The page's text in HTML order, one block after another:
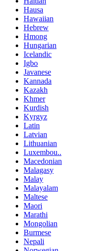
Hausa
Hawaiian
Hebrew
Hmong
Hungarian
Icelandic
Igbo
Javanese
Kannada
Kazakh
Khmer
Kurdish
Kyrgyz
Latin
Latvian
Lithuanian
Luxembou..
Macedonian
Malagasy
Malay
Malayalam
Maltese
Maori
Marathi
Mongolian
Burmese
Nepali